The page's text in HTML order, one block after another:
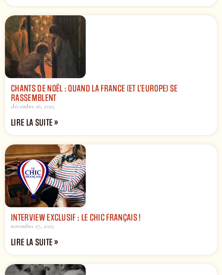
CHANTS DE NOËL : QUAND LA FRANCE (ET L’EUROPE) SE
RASSEMBLENT
décembre 16, 2025
LIRE LA SUITE »
INTERVIEW EXCLUSIF : LE CHIC FRANÇAIS !
novembre 27, 2025
LIRE LA SUITE »